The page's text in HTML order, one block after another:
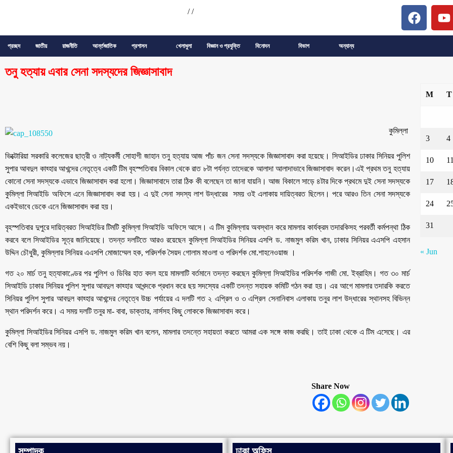
//
প্রচ্ছদ জাতীয় রাজনীতি আর্ন্তজাতিক প্রশাসন খেলাধুলা বিজ্ঞান ও প্রযুক্তি বিনোদন বিভাগ অন্যান্য
তনু হত্যায় এবার সেনা সদস্যদের জিজ্ঞাসাবাদ
কুমিল্লা
ভিক্টোরিয়া সরকারি কলেজের ছাত্রী ও নাট্যকর্মী সোহাগী জাহান তনু হত্যায় আজ পাঁচ জন সেনা সদস্যকে জিজ্ঞাসাবাদ করা হয়েছে। সিআইডির ঢাকার সিনিয়র পুলিশ
সুপার আবদুল কাহ্হার আখন্দের নেতৃত্বে একটি টিম বৃহস্পতিবার বিকাল থেকে রাত ৮টা পর্যন্ত তাদেরকে আলাদা আলাদাভাবে জিজ্ঞাসাবাদ করেন।এই প্রথম তনু হত্যায়
কোনো সেনা সদস্যকে এভাবে জিজ্ঞাসাবাদ করা হলো। জিজ্ঞাসাবাদে তারা ঠিক কী বলেছেন তা জানা যায়নি। আজ বিকালে সাড়ে ৪টার দিকে প্রথমে দুই সেনা সদস্যকে
কুমিল্লা সিআইডি অফিসে এনে জিজ্ঞাসাবাদ করা হয়। এ দুই সেনা সদস্য লাশ উদ্ধারের সময় ওই এলাকায় দায়িত্বরত ছিলেন। পরে আরও তিন সেনা সদস্যকে
একইভাবে ডেকে এনে জিজ্ঞাসাবাদ করা হয়।
বৃহস্পতিবার দুপুরে দায়িত্বরত সিআইডির টিমটি কুমিল্লা সিআইডি অফিসে আসে। এ টিম কুমিল্লায় অবস্থান করে মামলার কার্যক্রম তদারকিসহ পরবর্তী কর্মপন্থা ঠিক
করবে বলে সিআইডির সূত্র জানিয়েছে। তদন্ত দলটিতে আরও রয়েছেন কুমিল্লা সিআইডির সিনিয়র এসপি ড. নাজমুল করিম খান, ঢাকার সিনিয়র এএসপি এহসান
উদ্দিন চৌধুরী, কুমিল্লার সিনিয়র এএসপি মোজাম্মেল হক, পরিদর্শক সৈয়দ গোলাম মাওলা ও পরিদর্শক মো.শাহনেওয়াজ ।
গত ২০ মার্চ তনু হত্যাকাণ্ডের পর পুলিশ ও ডিবির হাত বদল হয়ে মামলাটি বর্তমানে তদন্ত করছেন কুমিল্লা সিআইডির পরিদর্শক গাজী মো. ইব্রাহিম। গত ৩০ মার্চ
সিআইডি ঢাকার সিনিয়র পুলিশ সুপার আবদুল কাহ্হার আখন্দকে প্রধান করে ছয় সদস্যের একটি তদন্ত সহায়ক কমিটি গঠন করা হয়। এর আগে মামলার তদারকি করতে
সিনিয়র পুলিশ সুপার আবদুল কাহ্হার আখন্দের নেতৃত্বে উচ্চ পর্যায়ের এ দলটি গত ২ এপ্রিল ও ৩ এপ্রিল সেনানিবাস এলাকায় তনুর লাশ উদ্ধারের স্থানসহ বিভিন্ন
স্থান পরিদর্শন করে। এ সময় দলটি তনুর মা- বাবা, ডাক্তার, নার্সসহ কিছু লোককে জিজ্ঞাসাবাদ করে।
কুমিল্লা সিআইডির সিনিয়র এসপি ড. নাজমুল করিম খান বলেন, মামলার তদন্তে সহায়তা করতে আমরা এক সঙ্গে কাজ করছি। তাই ঢাকা থেকে এ টিম এসেছে। এর
বেশি কিছু বলা সম্ভব নয়।
Share Now
M T
3 4
10 11
17
24
31
« Jun